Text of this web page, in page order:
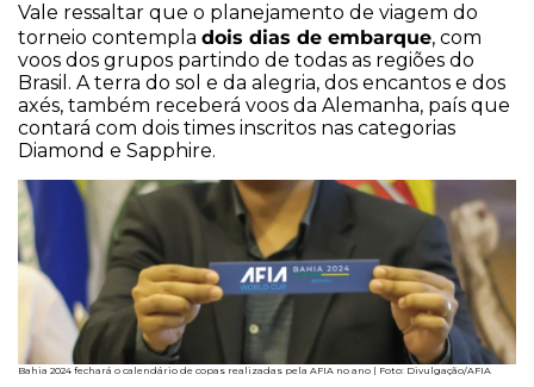
Vale ressaltar que o planejamento de viagem do
torneio contempla dois dias de embarque, com
voos dos grupos partindo de todas as regiões do
Brasil. A terra do sol e da alegria, dos encantos e dos
axés, também receberá voos da Alemanha, país que
contará com dois times inscritos nas categorias
Diamond e Sapphire.
Bahia 2024 fechará o calendário de copas realizadas pela AFIA no ano | Foto: Divulgação/AFIA